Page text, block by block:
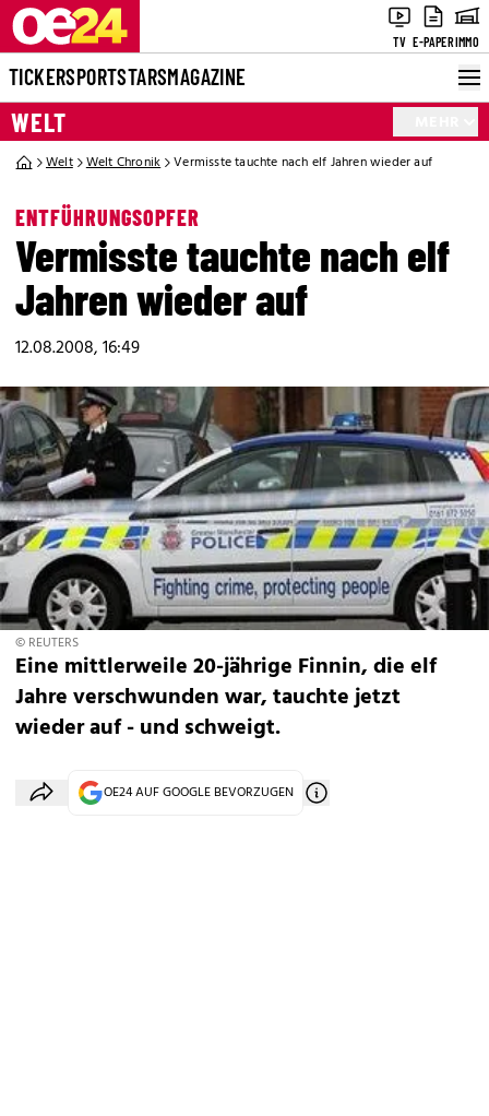
TV E-PAPERIMMO
TICKERSPORTSTARSMAGAZINE
WELT
Welt Welt Chronik Vermisste tauchte nach elf Jahren wieder auf
ENTFÜHRUNGSOPFER
Vermisste tauchte nach elf
Jahren wieder auf
12.08.2008, 16:49
© REUTERS
Eine mittlerweile 20-jährige Finnin, die elf
Jahre verschwunden war, tauchte jetzt
wieder auf - und schweigt.
OE24 AUF GOOGLE BEVORZUGEN